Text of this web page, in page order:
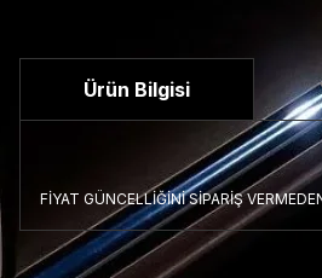
Ürün Bilgisi
FİYAT GÜNCELLİĞİNİ SİPARİŞ
Bu ürünün fiyat bilgisi, resim, ürün